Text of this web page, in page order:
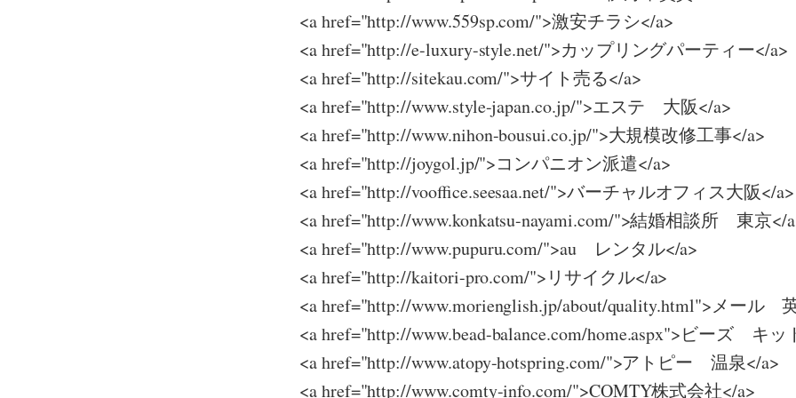
<a href="http://www.559sp.com/">激安チラシ</a>
<a href="http://e-luxury-style.net/">カップリングパーティー</a>
<a href="http://sitekau.com/">サイト売る</a>
<a href="http://www.style-japan.co.jp/">エステ 大阪</a>
<a href="http://www.nihon-bousui.co.jp/">大規模改修工事</a>
<a href="http://joygol.jp/">コンパニオン派遣</a>
<a href="http://vooffice.seesaa.net/">バーチャルオフィス大阪</a>
<a href="http://www.konkatsu-nayami.com/">結婚相談所 東京</
<a href="http://www.pupuru.com/">au レンタル</a>
<a href="http://kaitori-pro.com/">リサイクル</a>
<a href="http://www.morienglish.jp/about/quality.html">メール
<a href="http://www.bead-balance.com/home.aspx">ビーズ キッ
<a href="http://www.atopy-hotspring.com/">アトピー 温泉</a>
<a href="http://www.comty-info.com/">COMTY株式会社</a>